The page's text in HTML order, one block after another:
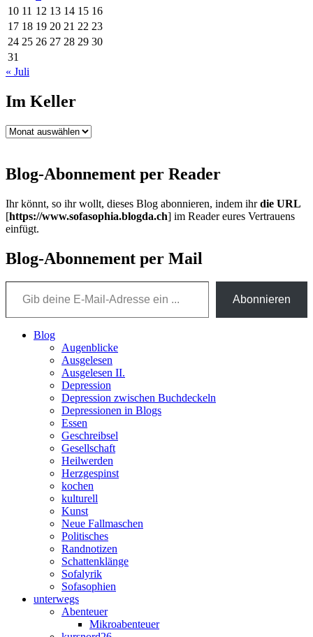
10 11 12 13 14 15 16
17 18 19 20 21 22 23
24 25 26 27 28 29 30
31
« Juli
Im Keller
Im
Blog-Abonnement per Reader
Ihr könnt, so ihr wollt, dieses Blog abonnieren, indem ihrdie URL
[https://www.sofasophia.blogda.ch] im Reader eures Vertrauens
einfügt.
Blog-Abonnement per Mail
Gib deine E-Mail-Adresse ein ...
Abonnieren
Blog
Augenblicke
Ausgelesen
Ausgelesen II.
Depression
Depression zwischen Buchdeckeln
Depressionen in Blogs
Essen
Geschreibsel
Gesellschaft
Heilwerden
Herzgespinst
kochen
kulturell
Kunst
Neue Fallmaschen
Politisches
Randnotizen
Schattenklänge
Sofalyrik
Sofasophien
unterwegs
Abenteuer
Mikroabenteuer